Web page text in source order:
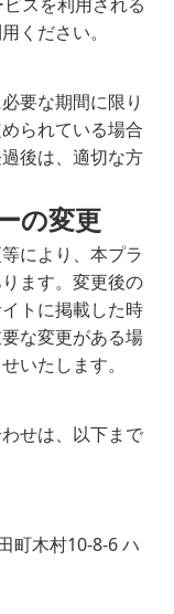
ください。
要な期間に限り
られている場合
後は、適切な方
の変更
により、本プラ
ます。変更後の
トに掲載した時
な変更がある場
いたします。
せは、以下まで
町木村10-8-6 ハ